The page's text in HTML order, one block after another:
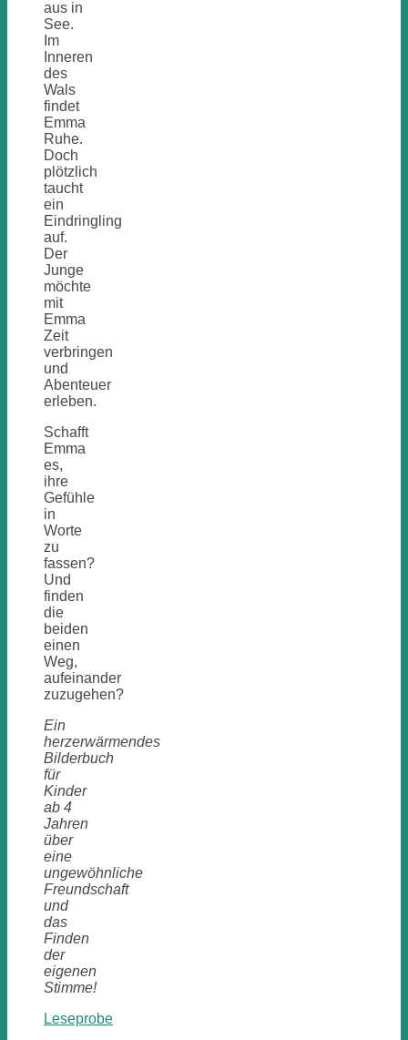
aus in
See.
Im
Inneren
des
Wals
findet
Emma
Ruhe.
Doch
plötzlich
taucht
ein
Eindringling
auf.
Der
Junge
möchte
mit
Emma
Zeit
verbringen
und
Abenteuer
erleben.
Schafft
Emma
es,
ihre
Gefühle
in
Worte
zu
fassen?
Und
finden
die
beiden
einen
Weg,
aufeinander
zuzugehen?
Ein
herzerwärmendes
Bilderbuch
für
Kinder
ab 4
Jahren
über
eine
ungewöhnliche
Freundschaft
und
das
Finden
der
eigenen
Stimme!
Leseprobe